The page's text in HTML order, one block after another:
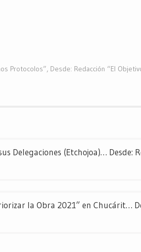
Protocolos”, Desde: Redacción “El
Delegaciones (Etchojoa)… Desde:
la Obra 2021” en Chucárit…